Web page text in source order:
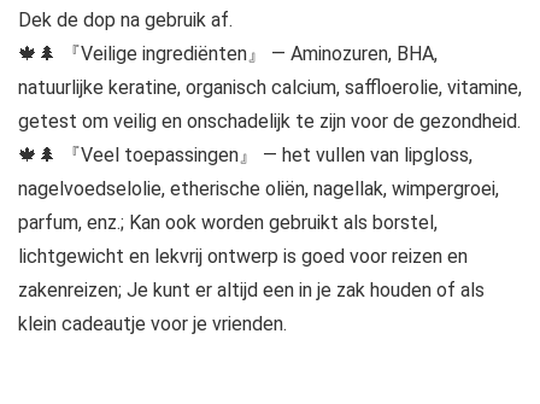
Dek de dop na gebruik af.
🍁🌲 『Veilige ingrediënten』 — Aminozuren, BHA,
natuurlijke keratine, organisch calcium, saffloerolie, vitamine,
getest om veilig en onschadelijk te zijn voor de gezondheid.
🍁🌲 『Veel toepassingen』 — het vullen van lipgloss,
nagelvoedselolie, etherische oliën, nagellak, wimpergroei,
parfum, enz.; Kan ook worden gebruikt als borstel,
lichtgewicht en lekvrij ontwerp is goed voor reizen en
zakenreizen; Je kunt er altijd een in je zak houden of als
klein cadeautje voor je vrienden.